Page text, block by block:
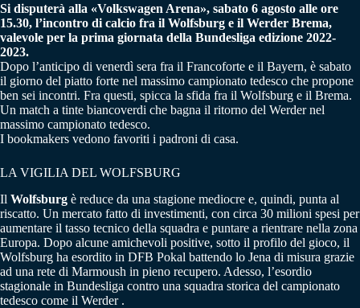
Si disputerà alla «Volkswagen Arena», sabato 6 agosto alle ore
15.30, l’incontro di calcio fra il Wolfsburg e il Werder Brema,
valevole per la prima giornata della Bundesliga edizione 2022-
2023.
Dopo l’anticipo di venerdì sera fra il Francoforte e il Bayern, è sabato
il giorno del piatto forte nel massimo campionato tedesco che propone
ben sei incontri. Fra questi, spicca la sfida fra il Wolfsburg e il Brema.
Un match a tinte biancoverdi che bagna il ritorno del Werder nel
massimo campionato tedesco.
I bookmakers vedono favoriti i padroni di casa.
LA VIGILIA DEL WOLFSBURG
Il Wolfsburg è reduce da una stagione mediocre e, quindi, punta al
riscatto. Un mercato fatto di investimenti, con circa 30 milioni spesi per
aumentare il tasso tecnico della squadra e puntare a rientrare nella zona
Europa. Dopo alcune amichevoli positive, sotto il profilo del gioco, il
Wolfsburg ha esordito in DFB Pokal battendo lo Jena di misura grazie
ad una rete di Marmoush in pieno recupero. Adesso, l’esordio
stagionale in Bundesliga contro una squadra storica del campionato
tedesco come il Werder .